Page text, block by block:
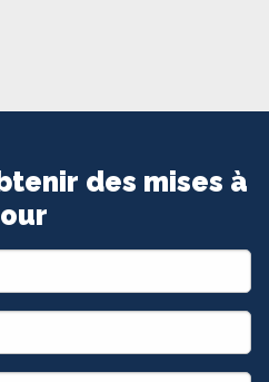
des mises à